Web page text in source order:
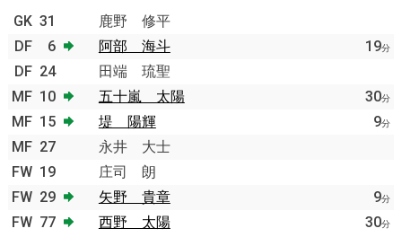
GK 31
鹿野 修平
DF
6 阿部 海斗 19分
DF 24
田端 琉聖
MF 10 五十嵐 太陽 30分
MF 15 堤 陽輝 9分
MF 27
永井 大士
FW 19
庄司 朗
FW 29 矢野 貴章 9分
FW 77 西野 太陽 30分